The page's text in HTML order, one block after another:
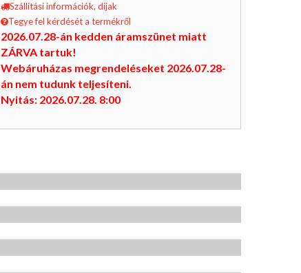
Szállítási információk, díjak
Tegye fel kérdését a termékről
2026.07.28-án kedden áramszünet miatt
ZÁRVA tartuk!
Webáruházas megrendeléseket 2026.07.28-
án nem tudunk teljesíteni.
Nyitás: 2026.07.28. 8:00